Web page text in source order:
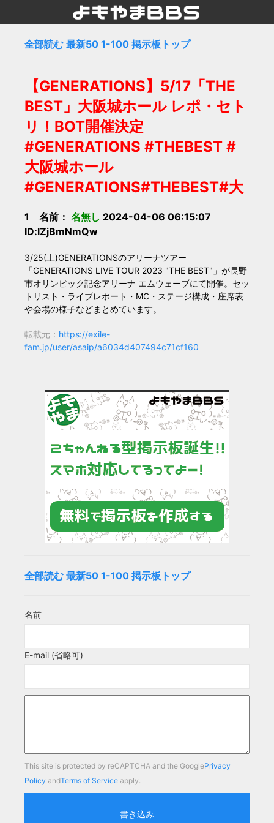
全部読む 最新50 1-100 掲示板トップ
【GENERATIONS】5/17「THE
BEST」大阪城ホール レポ・セト
リ！BOT開催決定
#GENERATIONS #THEBEST #
大阪城ホール
#GENERATIONS#THEBEST#大
1 名前： 名無し 2024-04-06 06:15:07
ID:lZjBmNmQw
3/25(土)GENERATIONSのアリーナツアー
「GENERATIONS LIVE TOUR 2023 "THE BEST"」が長野
市オリンピック記念アリーナ エムウェーブにて開催。セッ
トリスト・ライブレポート・MC・ステージ構成・座席表
や会場の様子などまとめています。
転載元： https://exile-
fam.jp/user/asaip/a6034d407494c71cf160
全部読む 最新50 1-100 掲示板トップ
名前
E-mail (省略可)
This site is protected by reCAPTCHA and the GooglePrivacy
Policy andTerms of Service apply.
書き込み